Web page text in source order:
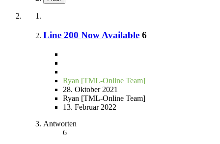
Line 200 Now Available 6
Ryan [TML-Online Team]
28. Oktober 2021
Ryan [TML-Online Team]
13. Februar 2022
Antworten
6